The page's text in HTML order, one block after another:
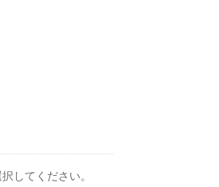
してください。